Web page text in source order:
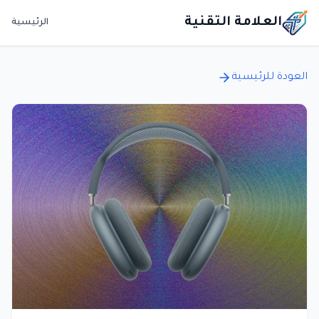
العلامة التقنية الرئيسية
العودة للرئيسية